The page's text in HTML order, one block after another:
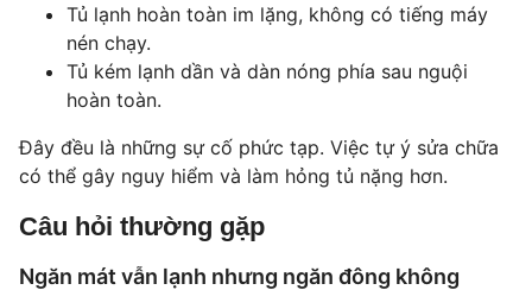
Tủ lạnh hoàn toàn im lặng, không có tiếng máy
nén chạy.
Tủ kém lạnh dần và dàn nóng phía sau nguội
hoàn toàn.
Đây đều là những sự cố phức tạp. Việc tự ý sửa chữa
có thể gây nguy hiểm và làm hỏng tủ nặng hơn.
Câu hỏi thường gặp
Ngăn mát vẫn lạnh nhưng ngăn đông không